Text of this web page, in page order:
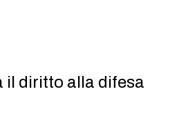
il diritto alla difesa